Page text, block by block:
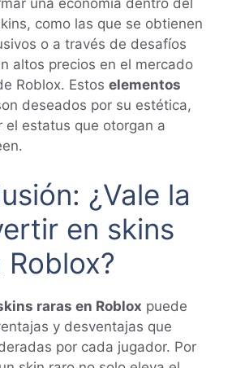
una economía dentro del
como las que se obtienen
o a través de desafíos
altos precios en el mercado
Roblox. Estos elementos
deseados por su estética,
el estatus que otorgan a
¿Vale la
en skins
raras en Roblox puede
y desventajas que
por cada jugador. Por